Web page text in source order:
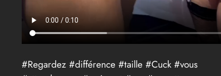
#Regardez #différence #taille #Cuck #vous